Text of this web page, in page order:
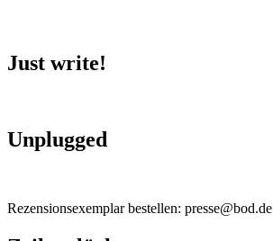
Just write!
Unplugged
Rezensionsexemplar bestellen: presse@bod.de